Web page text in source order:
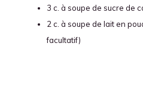
3 c. à soupe de sucre de
2 c. à soupe de lait en
facultatif)